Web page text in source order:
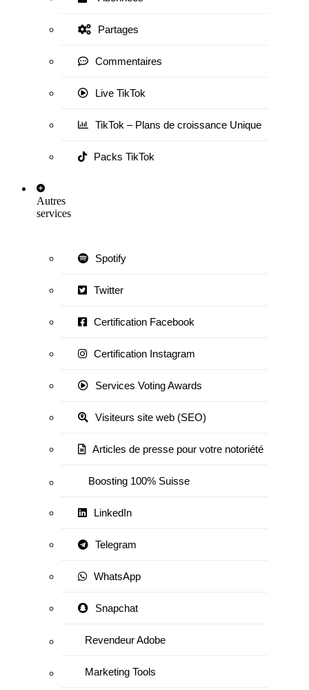
Partages
Commentaires
Live TikTok
TikTok – Plans de croissance Unique
Packs TikTok
Autres
services
Spotify
Twitter
Certification Facebook
Certification Instagram
Services Voting Awards
Visiteurs site web (SEO)
Articles de presse pour votre notoriété
Boosting 100% Suisse
LinkedIn
Telegram
WhatsApp
Snapchat
Revendeur Adobe
Marketing Tools